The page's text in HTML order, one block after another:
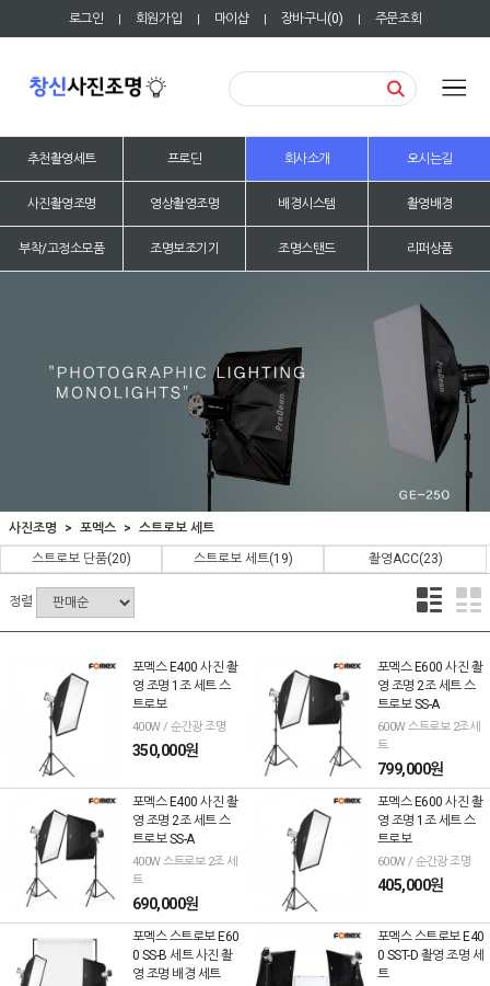
로그인 | 회원가입 | 마이샵 | 장바구니(0) | 주문조회
추천촬영세트 프로딘 회사소개 오시는길
사진촬영조명 영상촬영조명 배경시스템 촬영배경
부착/고정소모품 조명보조기기 조명스탠드 리퍼상품
사진조명 포멕스
스트로보 세트
스트로보 단품(20) 스트로보 세트(19) 촬영ACC(23)
정렬
포멕스 E400 사진 촬
영 조명 1조 세트 스
트로보
400W / 순간광 조명
350,000원
포멕스 E600 사진 촬
영 조명 2조 세트 스
트로보 SS-A
600W 스트로보 2조세
트
799,000원
포멕스 E400 사진 촬
영 조명 2조 세트 스
트로보 SS-A
400W 스트로보 2조 세
트
690,000원
포멕스 E600 사진 촬
영 조명 1조 세트 스
트로보
600W / 순간광 조명
405,000원
포멕스 스트로보 E60
0 SS-B 세트 사진 촬
영 조명 배경 세트
포멕스 스트로보 E40
0 SST-D 촬영 조명 세
트